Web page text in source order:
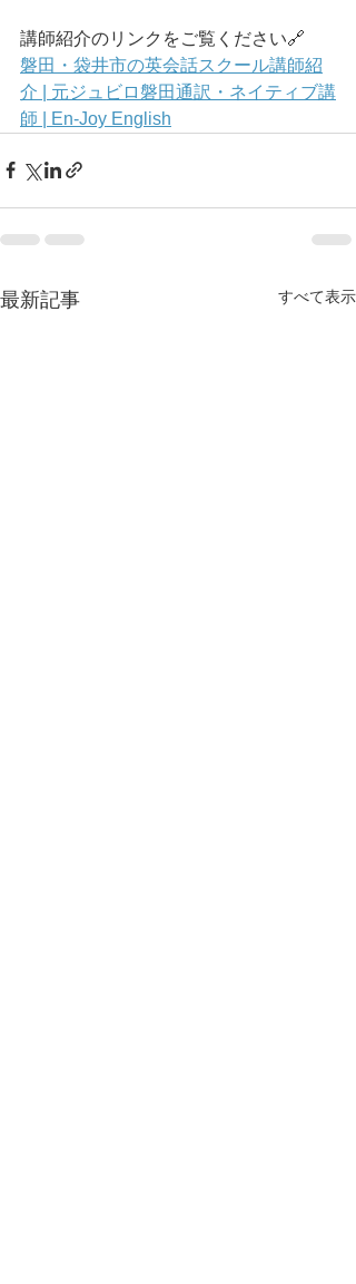
講師紹介のリンクをご覧ください🔗
磐田・袋井市の英会話スクール講師紹
介 | 元ジュビロ磐田通訳・ネイティブ講
師 | En-Joy English
最新記事 すべて表示